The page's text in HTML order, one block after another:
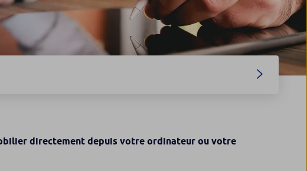
directement depuis votre ordinateur ou votre